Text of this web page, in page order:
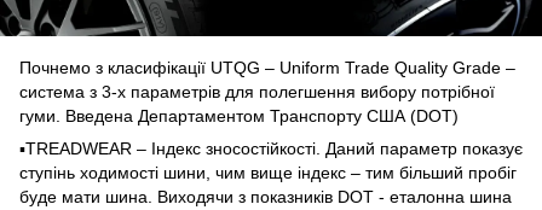
Почнемо з класифікації UTQG – Uniform Trade Quality Grade –
система з 3-х параметрів для полегшення вибору потрібної
гуми. Введена Департаментом Транспорту США (DOT)
▪️TREADWEAR – Індекс зносостійкості. Даний параметр показує
ступінь ходимості шини, чим вище індекс – тим більший пробіг
буде мати шина. Виходячи з показників DOT ‐ еталонна шина